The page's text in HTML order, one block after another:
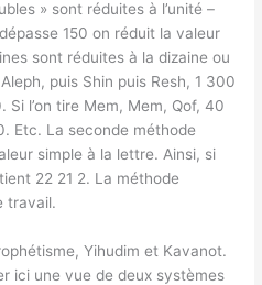
» sont réduites à l’unité –
150 on réduit la valeur
sont réduites à la dizaine ou
puis Shin puis Resh, 1 300
l’on tire Mem, Mem, Qof, 40
Etc. La seconde méthode
simple à la lettre. Ainsi, si
22 21 2. La méthode
travail.
Yihudim et Kavanot.
ici une vue de deux systèmes